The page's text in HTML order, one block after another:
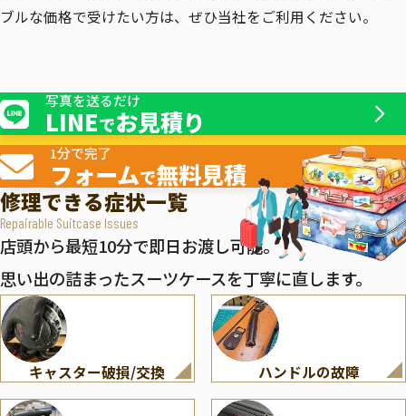
ブルな価格で受けたい方は、ぜひ当社をご利用ください。
写真を送るだけ
LINEでお見積り
1分で完了
フォームで無料見積
修理できる症状一覧
Repairable Suitcase Issues
店頭から最短10分で即日お渡し可能。
思い出の詰まったスーツケースを丁寧に直します。
キャスター破損/交換 ハンドルの故障